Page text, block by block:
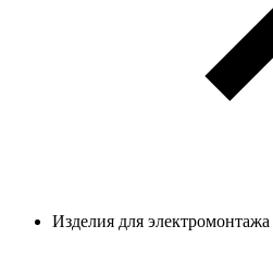
Изделия для электромонтажа